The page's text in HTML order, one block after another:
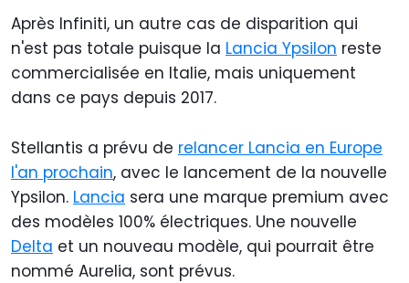
Après Infiniti, un autre cas de disparition qui
n'est pas totale puisque la Lancia Ypsilon reste
commercialisée en Italie, mais uniquement
dans ce pays depuis 2017.
Stellantis a prévu de relancer Lancia en Europe
l'an prochain, avec le lancement de la nouvelle
Ypsilon. Lancia sera une marque premium avec
des modèles 100% électriques. Une nouvelle
Delta et un nouveau modèle, qui pourrait être
nommé Aurelia, sont prévus.